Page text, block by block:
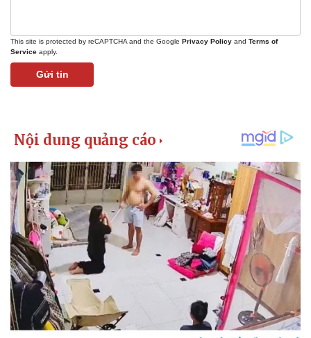
This site is protected by reCAPTCHA and the Google Privacy Policy and Terms of
Service apply.
Gửi tin